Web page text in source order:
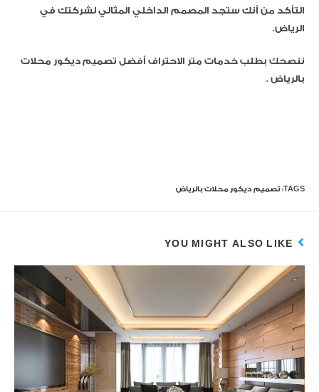
التأكد من أنك ستجد المصمم الداخلي المثالي لشركتك في
الرياض.
ننصحك بطلب خدمات متر الاحتراف أفضل تصميم ديكور محلات
بالرياض .
TAGS: تصميم ديكور محلات بالرياض
YOU MIGHT ALSO LIKE